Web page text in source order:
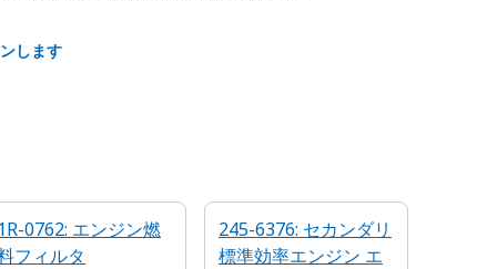
します
0762: エンジン燃
フィルタ
245-6376: セカンダリ
標準効率エンジン エ